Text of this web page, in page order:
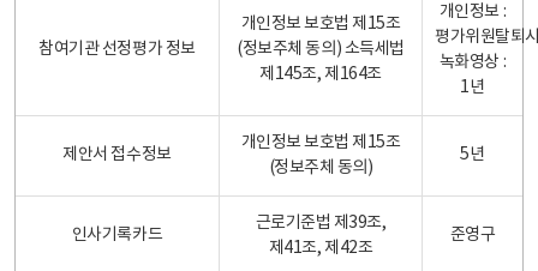
참여기관 선정평가 정보
개인정보 보호법 제15조
(정보주체 동의) 소득세법
제145조, 제164조
개인정보 :
평가위원탈퇴
녹화영상 :
1년
제안서 접수정보
개인정보 보호법 제15조
(정보주체 동의)
5년
인사기록카드
근로기준법 제39조,
제41조, 제42조
준영구